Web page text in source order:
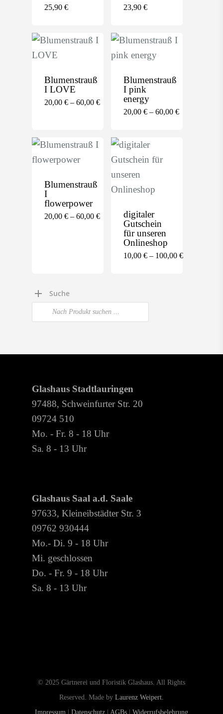
25,90 € 23,90€
Blumenstrauß
I LOVE
20,00 € – 60,00 €
Blumenstrauß
I pink
energy
20,00€ –60,00€
Blumenstrauß
I
flowerpower
20,00 € – 60,00 €
digitaler
Gutschein
für unseren
Onlineshop
10,00€ – 100,00€
Suche
Products
search
Glashaus Stadtlauringen
97488, Schweinfurter Str. 20
09724 510
Mo. - Fr. 8 - 18 Uhr
Sa. 8 - 13 Uhr
Glashaus Saal a.d. Saale
97633, Kleineibstädter Str. 3
09762 930444
Mo.- Di. 9 - 18 Uhr
Mi. geschlossen
Do. - Fr. 9 - 18 Uhr
Sa. 8 - 13 Uhr
© 2025 Gärtnerei und Floristik Glashaus. All Rights
Reserved. Made by Laurenz Weipert.
Impressum
Datenschutz AGBs Widerrufsbelehrung
Home
Shop-Startseite
Traumfänger
Sträuße
Kleinigkeiten
Gutscheine